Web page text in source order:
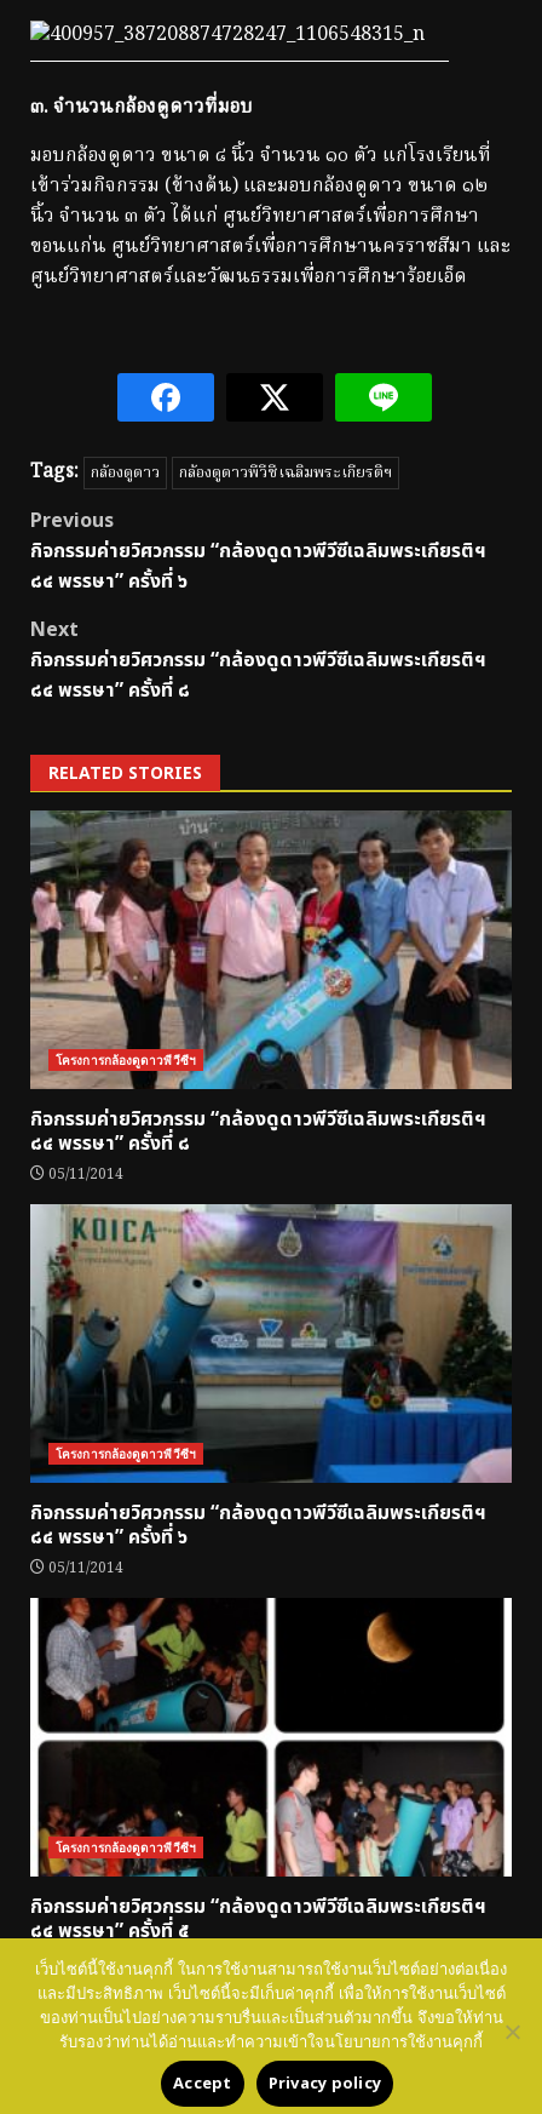
๓.จำนวนกล้องดูดาวที่มอบ
มอบกล้องดูดาว ขนาด ๘ นิ้ว จำนวน ๑๐ ตัว แก่โรงเรียนที่
เข้าร่วมกิจกรรม (ข้างต้น) และมอบกล้องดูดาว ขนาด ๑๒
นิ้ว จำนวน ๓ ตัว ได้แก่ ศูนย์วิทยาศาสตร์เพื่อการศึกษา
ขอนแก่น ศูนย์วิทยาศาสตร์เพื่อการศึกษานครราชสีมา และ
ศูนย์วิทยาศาสตร์และวัฒนธรรมเพื่อการศึกษาร้อยเอ็ด
Tags: กล้องดูดาว กล้องดูดาวพีวีซีเฉลิมพระเกียรติฯ
Post
navigation
Previous
กิจกรรมค่ายวิศวกรรม “กล้องดูดาวพีวีซีเฉลิมพระเกียรติฯ
๘๔ พรรษา” ครั้งที่ ๖
Next
กิจกรรมค่ายวิศวกรรม “กล้องดูดาวพีวีซีเฉลิมพระเกียรติฯ
๘๔ พรรษา” ครั้งที่ ๘
RELATED STORIES
โครงการกล้องดูดาวพีวีซีฯ
กิจกรรมค่ายวิศวกรรม “กล้องดูดาวพีวีซีเฉลิมพระเกียรติฯ
๘๔ พรรษา” ครั้งที่ ๘
05/11/2014
โครงการกล้องดูดาวพีวีซีฯ
กิจกรรมค่ายวิศวกรรม “กล้องดูดาวพีวีซีเฉลิมพระเกียรติฯ
๘๔ พรรษา” ครั้งที่ ๖
05/11/2014
โครงการกล้องดูดาวพีวีซีฯ
กิจกรรมค่ายวิศวกรรม “กล้องดูดาวพีวีซีเฉลิมพระเกียรติฯ
๘๔ พรรษา” ครั้งที่ ๕
05/11/2014
NSTDA SPACE Education Copyright © All rights
reserved.|DarkNewsby AF themes.
เว็บไซต์นี้ใช้งานคุกกี้ ในการใช้งานสามารถใช้งานเว็บไซต์อย่างต่อเนื่อง
และมีประสิทธิภาพ เว็บไซต์นี้จะมีเก็บค่าคุกกี้ เพื่อให้การใช้งานเว็บไซต์
ของท่านเป็นไปอย่างความราบรื่นและเป็นส่วนตัวมากขึ้น จึงขอให้ท่าน
รับรองว่าท่านได้อ่านและทำความเข้าใจนโยบายการใช้งานคุกกี้
Accept Privacy policy